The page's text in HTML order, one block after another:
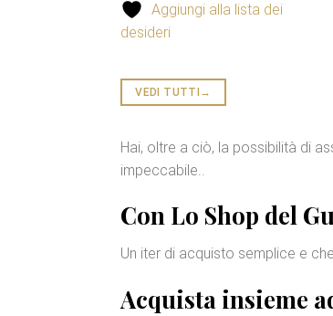
Aggiungi alla lista dei
desideri
VEDI TUTTI →
Hai, oltre a ciò, la possibilità di
impeccabile..
Con Lo Shop del
Un iter di acquisto semplice e
Acquista insieme